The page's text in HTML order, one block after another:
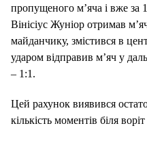
пропущеного м’яча і вже за
Вінісіус Жуніор отримав
майданчику, змістився в
ударом відправив м’яч у
– 1:1.
Цей рахунок виявився
кількість моментів біля